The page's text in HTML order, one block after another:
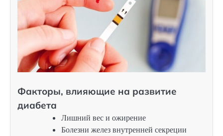
Факторы, влияющие на развитие
диабета
Лишний вес и ожирение
Болезни желез внутренней секреции